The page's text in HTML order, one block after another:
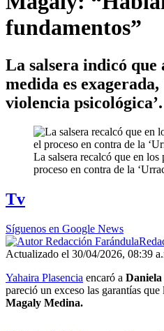
fundamentos”
La salsera indicó que
medida es
violencia psicológica’.
La salsera recalcó que en
proceso en contra de la
Tv
Síguenos en Google News
Actualizado el 30/04/2026, 08:39
Yahaira Plasencia encaró a
pareció un exceso las garantías
Magaly Medina.